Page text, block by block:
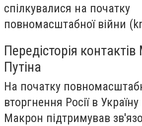
спілкувалися на початку
повномасштабної війни
Передісторія
Путіна
На початку
вторгнення Росії в
Макрон підтримував